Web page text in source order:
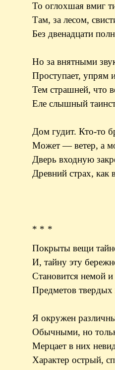
То оглохшая вмиг
Там, за лесом,
Без двенадцати
Но за внятными
Проступает, упрям
Тем страшней, что
Еле слышный
Дом гудит. Кто-то
Может — ветер, а
Дверь входную
Древний страх, как
* * *
Покрыты вещи
И, тайну эту
Становится немой
Предметов
Я окружен
Обычными, но
Мерцает в них
Характер острый,